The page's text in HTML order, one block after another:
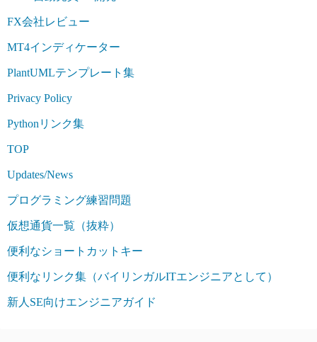
FX会社レビュー
MT4インディケーター
PlantUMLテンプレート集
Privacy Policy
Pythonリンク集
TOP
Updates/News
プログラミング練習問題
仮想通貨一覧（抜粋）
便利なショートカットキー
便利なリンク集（バイリンガルITエンジニアとして）
新人SE向けエンジニアガイド